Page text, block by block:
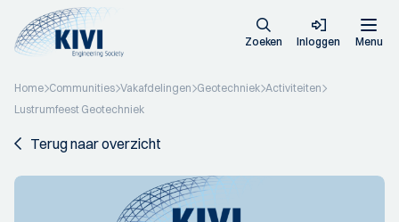
Zoeken Inloggen Menu
Home Communities Vakafdelingen Geotechniek Activiteiten
Lustrumfeest Geotechniek
Terug naar overzicht